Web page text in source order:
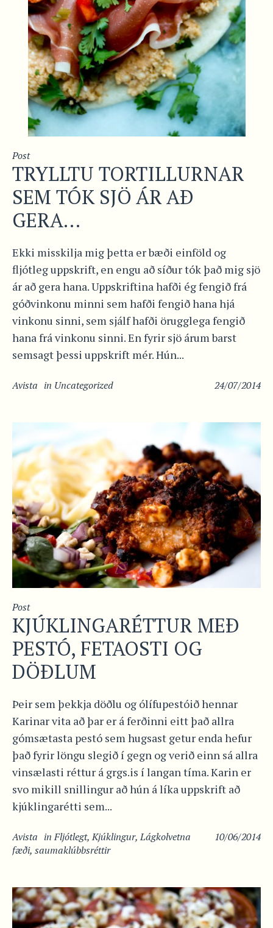
Post
TRYLLTU TORTILLURNAR
SEM TÓK SJÖ ÁR AÐ
GERA…
Ekki misskilja mig þetta er bæði einföld og
fljótleg uppskrift, en engu að síður tók það mig sjö
ár að gera hana. Uppskriftina hafði ég fengið frá
góðvinkonu minni sem hafði fengið hana hjá
vinkonu sinni, sem sjálf hafði örugglega fengið
hana frá vinkonu sinni. En fyrir sjö árum barst
semsagt þessi uppskrift mér. Hún...
24/07/2014
Avista in Uncategorized
Post
KJÚKLINGARÉTTUR MEÐ
PESTÓ, FETAOSTI OG
DÖÐLUM
Þeir sem þekkja döðlu og ólífupestóið hennar
Karinar vita að þar er á ferðinni eitt það allra
gómsætasta pestó sem hugsast getur enda hefur
það fyrir löngu slegið í gegn og verið einn sá allra
vinsælasti réttur á grgs.is í langan tíma. Karin er
svo mikill snillingur að hún á líka uppskrift að
kjúklingarétti sem...
10/06/2014
Avista inFljótlegt,Kjúklingur,Lágkolvetna
fæði, saumaklúbbsréttir